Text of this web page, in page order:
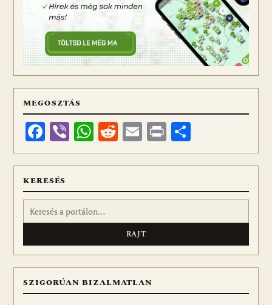
MEGOSZTÁS
Facebook
ViberWhatsApp
Reddit
Email
Print
meg
KERESÉS
Keresés:
SZIGORÚAN BIZALMATLAN